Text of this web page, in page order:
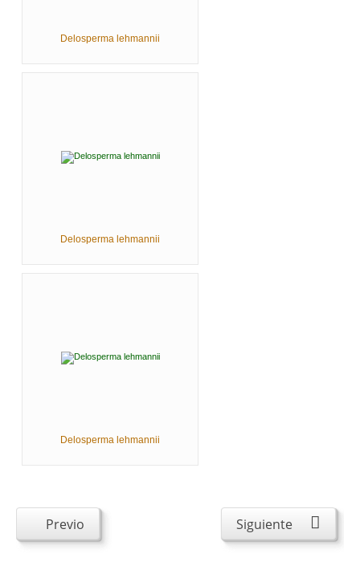
Delosperma lehmannii
Delosperma lehmannii
Delosperma lehmannii
Previo Siguiente